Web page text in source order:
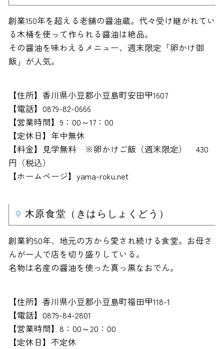
創業150年を超える老舗の醤油蔵。代々受け継がれてい
る木桶を使って作られる醤油は絶品。
その醤油を味わえるメニュー、週末限定「卵かけ御
飯」が人気。
【住所】香川県小豆郡小豆島町安田甲1607
【電話】0879-82-0666
【営業時間】9：00～17：00
【定休日】年中無休
【料金】見学無料 ※卵かけご飯（週末限定） 430
円（税込）
【ホームページ】yama-roku.net
木原食堂（きはらしょくどう）
創業約50年、地元の方から愛され続ける食堂。お母さ
んが一人で店を切り盛りしている。
名物は名産の醤油を使った真っ黒なおでん。
【住所】香川県小豆郡小豆島町福田甲118-1
【電話】0879-84-2801
【営業時間】8：00～20：00
【定休日】不定休